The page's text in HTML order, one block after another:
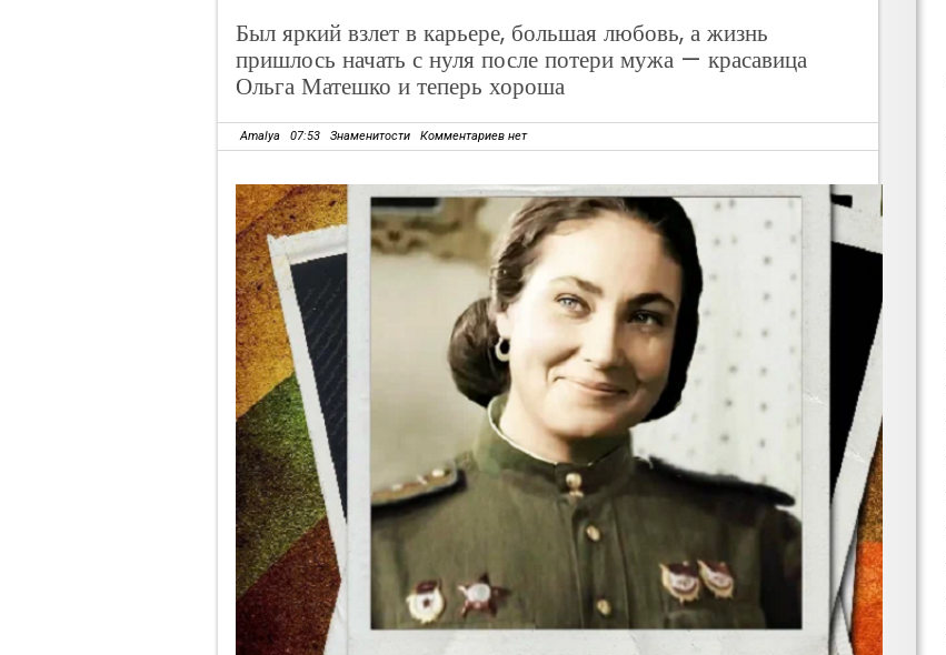
Был яркий взлет в карьере, большая любовь, а жизнь
пришлось начать с нуля после потери мужа — красавица
Ольга Матешко и теперь хороша
Amalya 07:53 Знаменитости Комментариев нет